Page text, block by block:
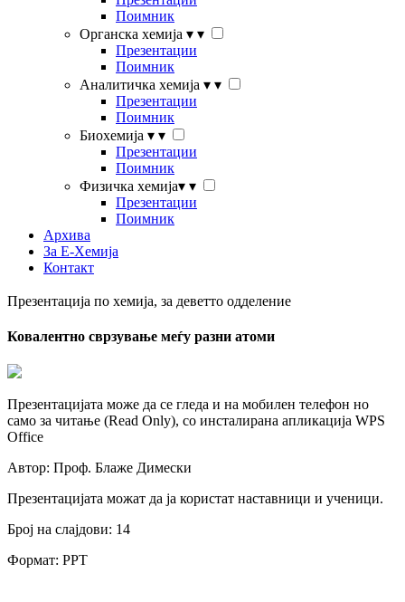
Поимник
Органска хемија ▾ ▾
Презентации
Поимник
Аналитичка хемија ▾ ▾
Презентации
Поимник
Биохемија ▾ ▾
Презентации
Поимник
Физичка хемија▾ ▾
Презентации
Поимник
Архива
За Е-Хемија
Контакт
Презентација по хемија, за деветто одделение
Ковалентно сврзување меѓу разни атоми
Презентацијата може да се гледа и на мобилен телефон но
само за читање (Read Only), со инсталирана апликација WPS
Office
Автор: Проф. Блаже Димески
Презентацијата можат да ја користат наставници и ученици.
Број на слајдови: 14
Формат: PPT